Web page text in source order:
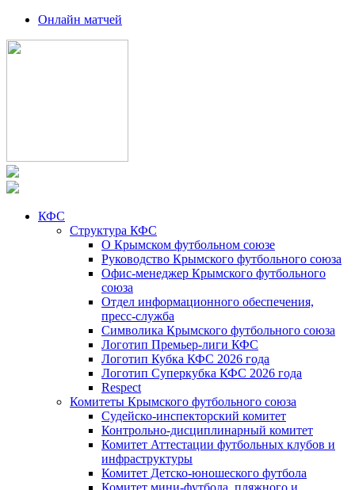
Онлайн матчей
КФС
Структура КФС
О Крымском футбольном союзе
Руководство Крымского футбольного союза
Офис-менеджер Крымского футбольного
союза
Отдел информационного обеспечения,
пресс-служба
Символика Крымского футбольного союза
Логотип Премьер-лиги КФС
Логотип Кубка КФС 2026 года
Логотип Суперкубка КФС 2026 года
Respect
Комитеты Крымского футбольного союза
Судейско-инспекторский комитет
Контрольно-дисциплинарный комитет
Комитет Аттестации футбольных клубов и
инфраструктуры
Комитет Детско-юношеского футбола
Комитет мини-футбола, пляжного и